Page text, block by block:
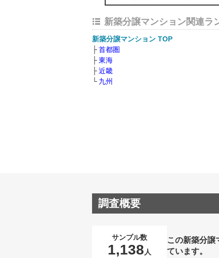
新築分譲マンション関連ラ
新築分譲マンション TOP
首都圏
東海
近畿
九州
調査概要
サンプル数
1,138 人
この新築分譲
ています。